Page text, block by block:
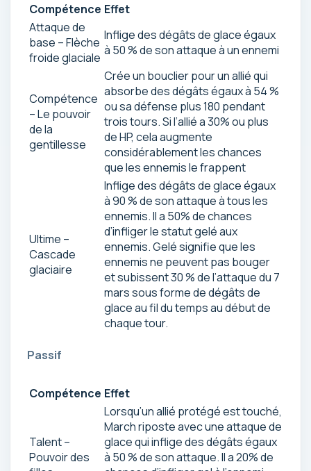
Compétence Effet
Attaque de
base – Flèche
froide glaciale
Inflige des dégâts de glace égaux
à 50 % de son attaque à un ennemi
Compétence
– Le pouvoir
de la
gentillesse
Crée un bouclier pour un allié qui
absorbe des dégâts égaux à 54 %
ou sa défense plus 180 pendant
trois tours. Si l’allié a 30% ou plus
de HP, cela augmente
considérablement les chances
que les ennemis le frappent
Ultime –
Cascade
glaciaire
Inflige des dégâts de glace égaux
à 90 % de son attaque à tous les
ennemis. Il a 50% de chances
d’infliger le statut gelé aux
ennemis. Gelé signifie que les
ennemis ne peuvent pas bouger
et subissent 30 % de l’attaque du 7
mars sous forme de dégâts de
glace au fil du temps au début de
chaque tour.
Passif
Compétence Effet
Talent – ​​
Pouvoir des
Lorsqu’un allié protégé est touché,
March riposte avec une attaque de
glace qui inflige des dégâts égaux
à 50 % de son attaque. Il a 20% de